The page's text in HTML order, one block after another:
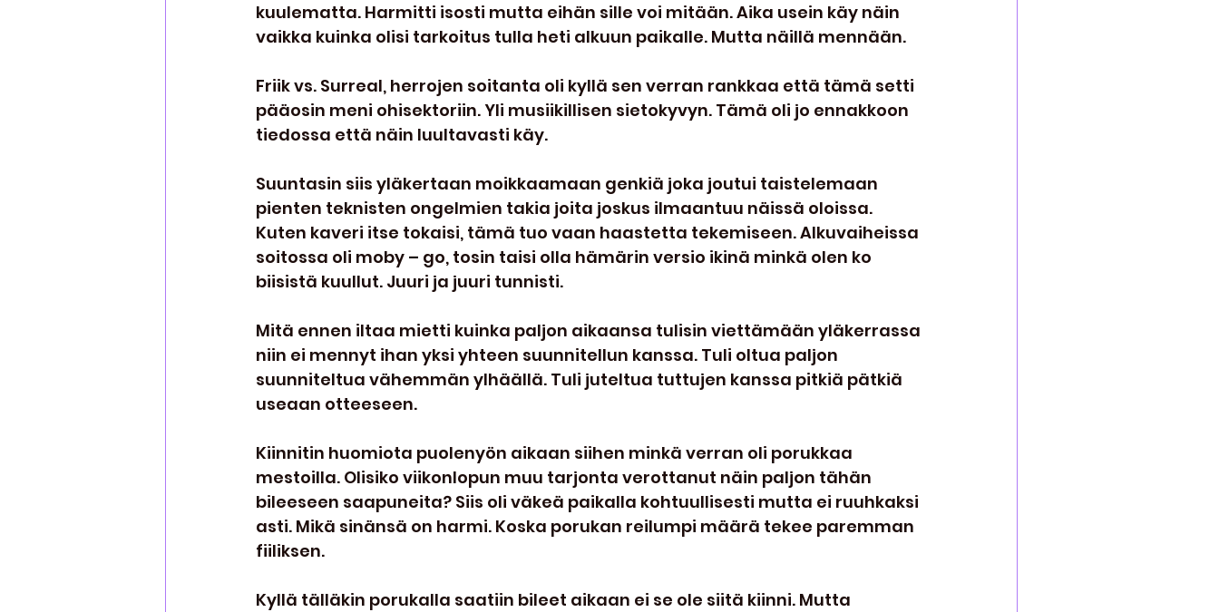
kuulematta. Harmitti isosti mutta eihän sille voi mitään. Aika usein käy näin
vaikka kuinka olisi tarkoitus tulla heti alkuun paikalle. Mutta näillä mennään.
Friik vs. Surreal, herrojen soitanta oli kyllä sen verran rankkaa että tämä setti
pääosin meni ohisektoriin. Yli musiikillisen sietokyvyn. Tämä oli jo ennakkoon
tiedossa että näin luultavasti käy.
Suuntasin siis yläkertaan moikkaamaan genkiä joka joutui taistelemaan
pienten teknisten ongelmien takia joita joskus ilmaantuu näissä oloissa.
Kuten kaveri itse tokaisi, tämä tuo vaan haastetta tekemiseen. Alkuvaiheissa
soitossa oli moby – go, tosin taisi olla hämärin versio ikinä minkä olen ko
biisistä kuullut. Juuri ja juuri tunnisti.
Mitä ennen iltaa mietti kuinka paljon aikaansa tulisin viettämään yläkerrassa
niin ei mennyt ihan yksi yhteen suunnitellun kanssa. Tuli oltua paljon
suunniteltua vähemmän ylhäällä. Tuli juteltua tuttujen kanssa pitkiä pätkiä
useaan otteeseen.
Kiinnitin huomiota puolenyön aikaan siihen minkä verran oli porukkaa
mestoilla. Olisiko viikonlopun muu tarjonta verottanut näin paljon tähän
bileeseen saapuneita? Siis oli väkeä paikalla kohtuullisesti mutta ei ruuhkaksi
asti. Mikä sinänsä on harmi. Koska porukan reilumpi määrä tekee paremman
fiiliksen.
Kyllä tälläkin porukalla saatiin bileet aikaan ei se ole siitä kiinni. Mutta